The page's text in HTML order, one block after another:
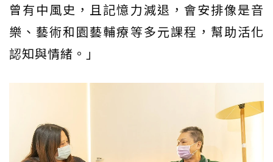
曾有中風史，且記憶力減退，會安排像是音
樂、藝術和園藝輔療等多元課程，幫助活化
認知與情緒。」